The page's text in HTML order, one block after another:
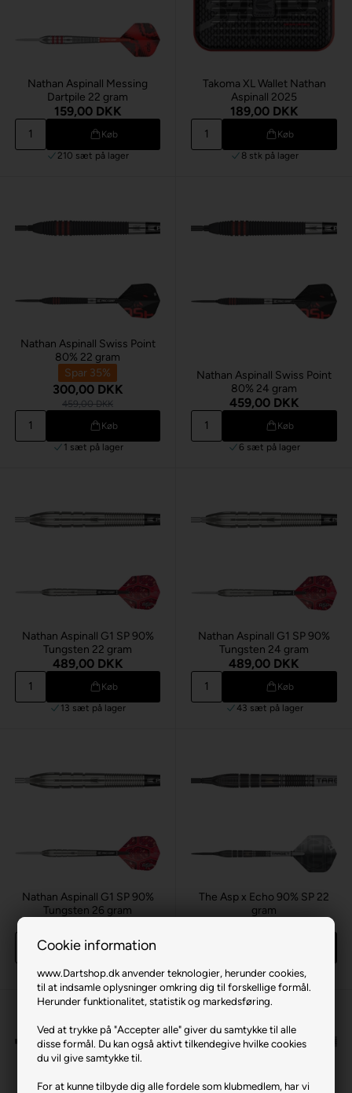
Cookie information
www.Dartshop.dk anvender teknologier, herunder cookies,
til at indsamle oplysninger omkring dig til forskellige formål.
Herunder funktionalitet, statistik og markedsføring.
Ved at trykke på "Accepter alle" giver du samtykke til alle
disse formål. Du kan også aktivt tilkendegive hvilke cookies
du vil give samtykke til.
For at kunne tilbyde dig alle fordele som klubmedlem, har vi
Nathan Aspinall Messing
Dartpile 22 gram
159,00 DKK
Køb
210 sæt på lager
Takoma XL Wallet Nathan
Aspinall 2025
189,00 DKK
Køb
8 stk på lager
Nathan Aspinall Swiss Point
80% 22 gram
Spar 35%
300,00 DKK
459,00 DKK
Køb
1 sæt på lager
Nathan Aspinall Swiss Point
80% 24 gram
459,00 DKK
Køb
6 sæt på lager
Nathan Aspinall G1 SP 90%
Tungsten 22 gram
489,00 DKK
Køb
13 sæt på lager
Nathan Aspinall G1 SP 90%
Tungsten 24 gram
489,00 DKK
Køb
43 sæt på lager
Nathan Aspinall G1 SP 90%
Tungsten 26 gram
Køb
12 sætpå lager
The Asp x Echo 90% SP 22
gram
3 sæt på lager